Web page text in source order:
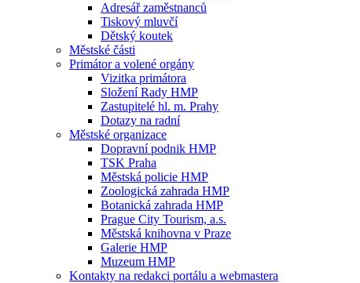
Adresář zaměstnanců
Tiskový mluvčí
Dětský koutek
Městské části
Primátor a volené orgány
Vizitka primátora
Složení Rady HMP
Zastupitelé hl. m. Prahy
Dotazy na radní
Městské organizace
Dopravní podnik HMP
TSK Praha
Městská policie HMP
Zoologická zahrada HMP
Botanická zahrada HMP
Prague City Tourism, a.s.
Městská knihovna v Praze
Galerie HMP
Muzeum HMP
Kontakty na redakci portálu a webmastera